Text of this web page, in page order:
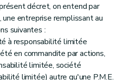
décret, on entend par
entreprise remplissant au
suivantes :
à responsabilité limitée
en commandite par actions,
limitée, société
limitée) autre qu'une P.M.E.